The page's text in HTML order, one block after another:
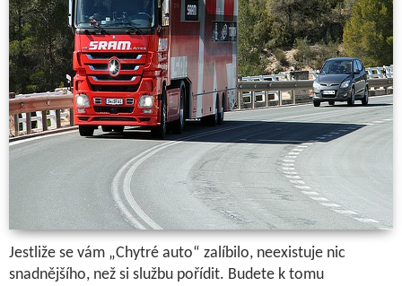
Jestliže se vám „Chytré auto“ zalíbilo, neexistuje nic
snadnějšího, než si službu pořídit. Budete k tomu